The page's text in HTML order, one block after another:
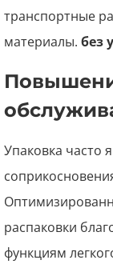
транспортные
материалы. без
Упаковка часто
распаковки
функциям